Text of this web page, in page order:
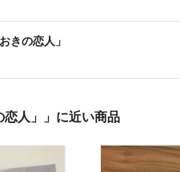
きの恋人」
恋人」」に近い商品